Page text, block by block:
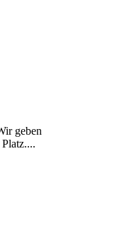
geben